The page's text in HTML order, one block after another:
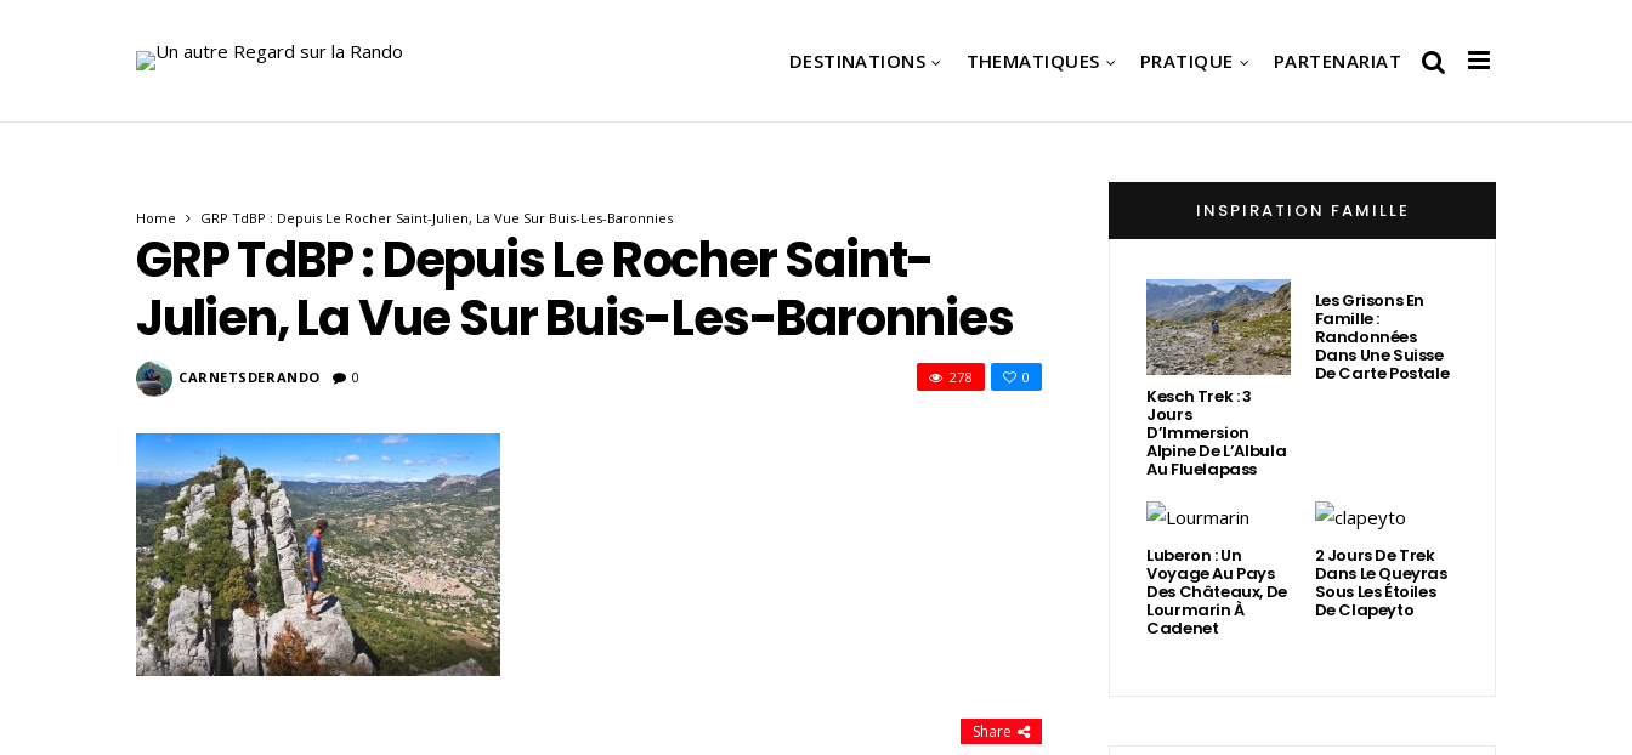
DESTINATIONS THEMATIQUES PRATIQUE PARTENARIAT
Home GRP TdBP : Depuis Le Rocher Saint-Julien, La Vue Sur Buis-Les-Baronnies
GRP TdBP : Depuis Le Rocher Saint-
Julien, La Vue Sur Buis-Les-Baronnies
CARNETSDERANDO 0 0
278
Share
INSPIRATION FAMILLE
Kesch Trek : 3
Jours
D’Immersion
Alpine De L’Albula
Au Fluelapass
Les Grisons En
Famille :
Randonnées
Dans Une Suisse
De Carte Postale
Luberon : Un
Voyage Au Pays
Des Châteaux, De
Lourmarin À
Cadenet
2 Jours De Trek
Dans Le Queyras
Sous Les Étoiles
De Clapeyto